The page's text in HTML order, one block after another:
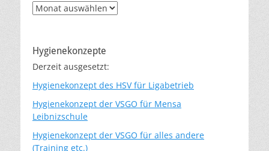
Archives
Hygienekonzepte
Derzeit ausgesetzt:
Hygienekonzept des HSV für Ligabetrieb
Hygienekonzept der VSGO für Mensa
Leibnizschule
Hygienekonzept der VSGO für alles andere
(Training etc.)